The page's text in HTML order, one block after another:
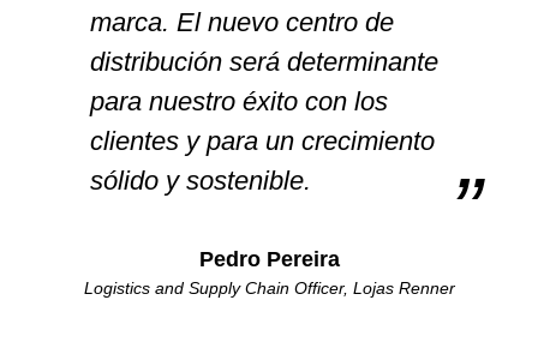
marca. El nuevo centro de
distribución será determinante
para nuestro éxito con los
clientes y para un crecimiento
sólido y sostenible.
Pedro Pereira
Logistics and Supply Chain Officer, Lojas Renner